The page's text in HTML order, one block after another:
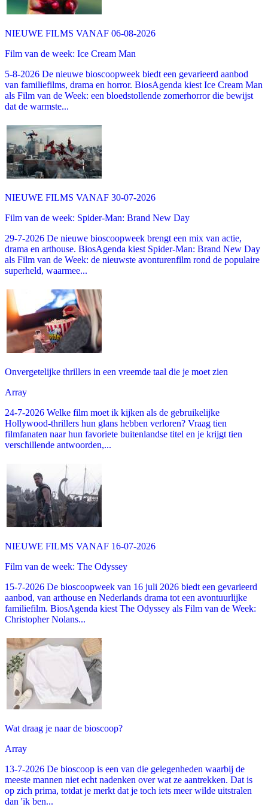
NIEUWE FILMS VANAF 06-08-2026
Film van de week: Ice Cream Man
5-8-2026 De nieuwe bioscoopweek biedt een gevarieerd aanbod
van familiefilms, drama en horror. BiosAgenda kiest Ice Cream Man
als Film van de Week: een bloedstollende zomerhorror die bewijst
dat de warmste...
NIEUWE FILMS VANAF 30-07-2026
Film van de week: Spider-Man: Brand New Day
29-7-2026 De nieuwe bioscoopweek brengt een mix van actie,
drama en arthouse. BiosAgenda kiest Spider-Man: Brand New Day
als Film van de Week: de nieuwste avonturenfilm rond de populaire
superheld, waarmee...
Onvergetelijke thrillers in een vreemde taal die je moet zien
Array
24-7-2026 Welke film moet ik kijken als de gebruikelijke
Hollywood-thrillers hun glans hebben verloren? Vraag tien
filmfanaten naar hun favoriete buitenlandse titel en je krijgt tien
verschillende antwoorden,...
NIEUWE FILMS VANAF 16-07-2026
Film van de week: The Odyssey
15-7-2026 De bioscoopweek van 16 juli 2026 biedt een gevarieerd
aanbod, van arthouse en Nederlands drama tot een avontuurlijke
familiefilm. BiosAgenda kiest The Odyssey als Film van de Week:
Christopher Nolans...
Wat draag je naar de bioscoop?
Array
13-7-2026 De bioscoop is een van die gelegenheden waarbij de
meeste mannen niet echt nadenken over wat ze aantrekken. Dat is
op zich prima, totdat je merkt dat je toch iets meer wilde uitstralen
dan 'ik ben...